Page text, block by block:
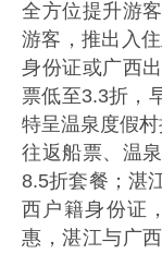
全方位提升游
游客，推出入
身份证或广西
票低至3.3折，
特呈温泉度假村
往返船票、温
8.5折套餐；湛
西户籍身份证
惠，湛江与广